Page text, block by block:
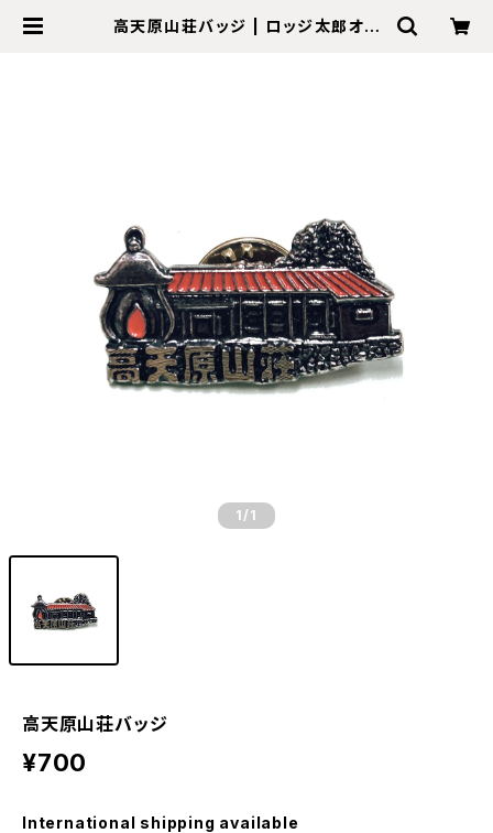
高天原山荘バッジ | ロッジ太郎オン
1 /1
高天原山荘バッジ
¥700
International shipping available